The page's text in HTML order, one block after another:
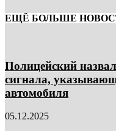
ЕЩЁ БОЛЬШЕ
Полицейский
сигнала,
автомобиля
05.12.2025